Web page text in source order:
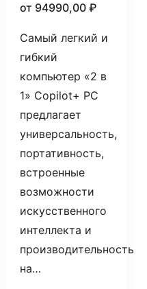
от 94990,00 ₽
Самый легкий и
гибкий
компьютер «2 в
1» Copilot+ PC
предлагает
универсальность,
портативность,
встроенные
возможности
искусственного
интеллекта и
производительность
на…